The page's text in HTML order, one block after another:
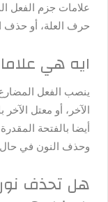
​علامات جزم الفعل
حرف العلة، أو حذف
ايه هي
ينصب الفعل
الآخر، أو معتل الآخر
أيضا بالفتحة
وحذف النون في حال
هل تحذف